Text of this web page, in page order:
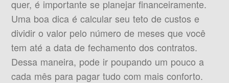
quer, é importante se planejar financeiramente.
Uma boa dica é calcular seu teto de custos e
dividir o valor pelo número de meses que você
tem até a data de fechamento dos contratos.
Dessa maneira, pode ir poupando um pouco a
cada mês para pagar tudo com mais conforto.